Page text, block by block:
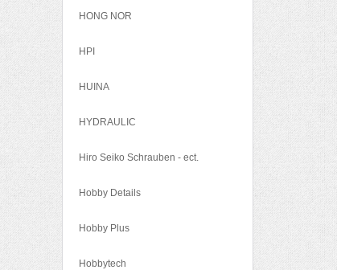
HONG NOR
HPI
HUINA
HYDRAULIC
Hiro Seiko Schrauben - ect.
Hobby Details
Hobby Plus
Hobbytech